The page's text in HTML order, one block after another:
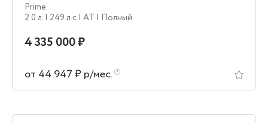
Prime
2.0 л. | 249 л.c | AT | Полный
4 335 000 ₽
от 44 947 ₽ р/мес.